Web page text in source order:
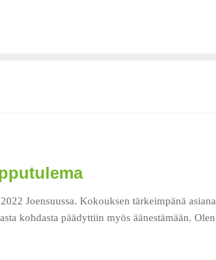
Joensuussa. Kokouksen tärkeimpänä
kohdasta päädyttiin myös äänestämään.